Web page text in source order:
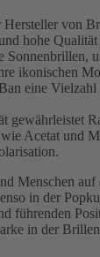
Hersteller von
hohe Qualität
Sonnenbrillen,
ikonischen
eine
gewährleistet
Acetat und
Menschen auf
in der
führenden
in der